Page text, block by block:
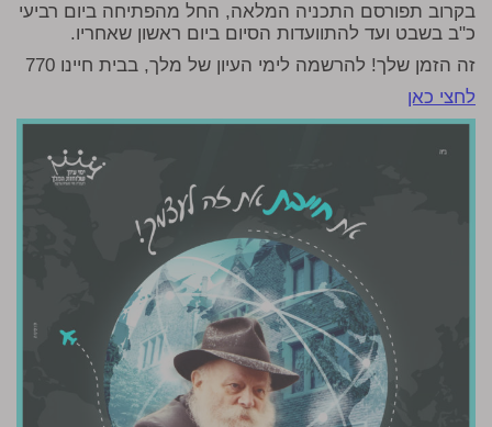
בקרוב תפורסם התכניה המלאה, החל מהפתיחה ביום רביעי
כ"ב בשבט ועד להתוועדות הסיום ביום ראשון שאחריו.
זה הזמן שלך! להרשמה לימי העיון של מלך, בבית חיינו 770
לחצי כאן